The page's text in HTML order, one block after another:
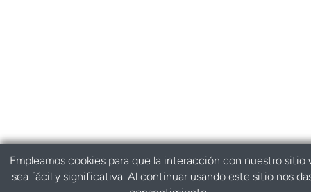
Empleamos cookies para que la interacción con nuestro sitio
sea fácil y significativa. Al continuar usando este sitio nos